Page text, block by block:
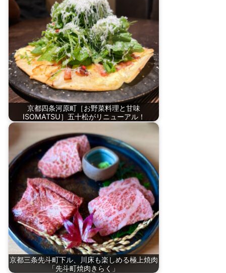
京都四条河原町［お野菜料理と甘味
ISOMATSU］五十松がリニューアル！
京都三条先斗町下ル、川床も楽しめる極上焼肉
「先斗町焼肉きらく」